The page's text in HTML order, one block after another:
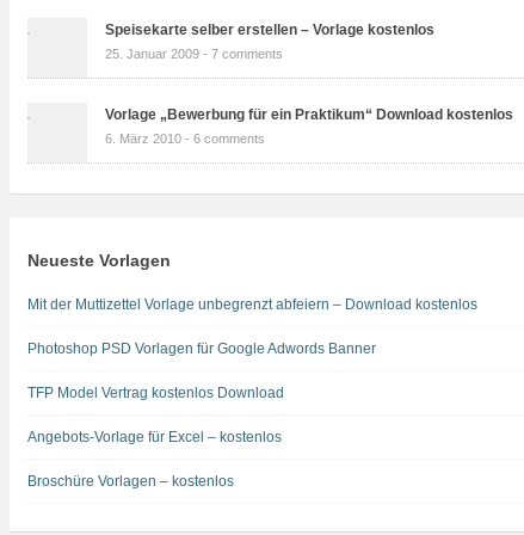
Speisekarte selber erstellen – Vorlage kostenlos
25. Januar 2009 - 7 comments
Vorlage „Bewerbung für ein Praktikum“ Download kostenlos
6. März 2010 - 6 comments
Neueste Vorlagen
Mit der Muttizettel Vorlage unbegrenzt abfeiern – Download kostenlos
Photoshop PSD Vorlagen für Google Adwords Banner
TFP Model Vertrag kostenlos Download
Angebots-Vorlage für Excel – kostenlos
Broschüre Vorlagen – kostenlos